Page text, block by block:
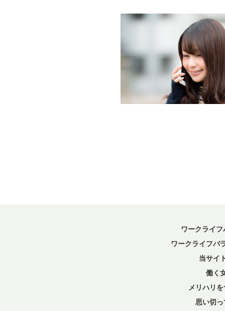
ワークライ
ワークライフバ
当サイ
働く
メリハリ
思い切